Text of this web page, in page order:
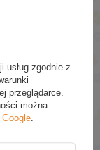
5
usług zgodnie z
przeglądarce.
można